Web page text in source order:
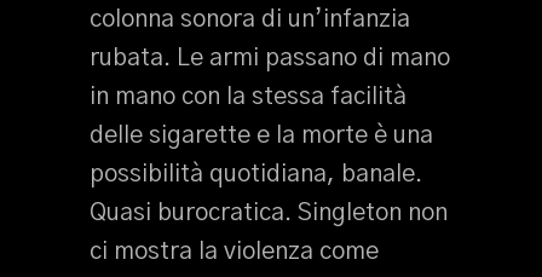
colonna sonora di un’infanzia
rubata. Le armi passano di mano
in mano con la stessa facilità
delle sigarette e la morte è una
possibilità quotidiana, banale.
Quasi burocratica. Singleton non
ci mostra la violenza come